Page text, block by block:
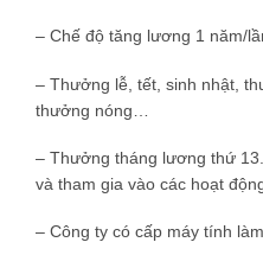
– Chế độ tăng lương 1 năm/
– Thưởng lễ, tết, sinh nhật,
thưởng nóng…
– Thưởng tháng lương thứ
và tham gia vào các hoạt
– Công ty có cấp máy tính